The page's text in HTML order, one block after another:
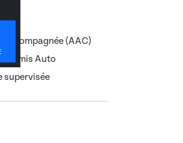
accompagnée (AAC)
Permis Auto
supervisée